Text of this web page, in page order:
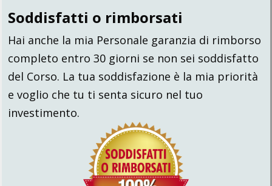
Soddisfatti o rimborsati
Hai anche la mia Personale garanzia di rimborso
completo entro 30 giorni se non sei soddisfatto
del Corso. La tua soddisfazione è la mia priorità
e voglio che tu ti senta sicuro nel tuo
investimento.